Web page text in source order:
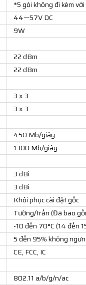
*5 gói không đi kèm
44—57V DC
9W
22 dBm
22 dBm
3 x 3
3 x 3
450 Mb/giây
1300 Mb/giây
3 dBi
3 dBi
Khôi phục cài đặt gốc
Tường/trần (Đã bao
-10 đến 70°C (14 đến
5 đến 95% không
CE, FCC, IC
802.11 a/b/g/n/ac